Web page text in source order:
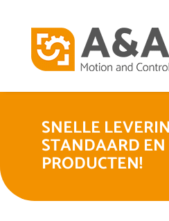
SNELLE
STANDAARD
PRODUCTEN!